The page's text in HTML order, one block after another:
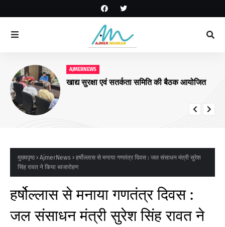
AJMERNEWS
खाद्य सुरक्षा एवं सतर्कता समिति की बैठक आयोजित
मुख्यपृष्ठ AjmerNews
हर्षोल्लास से मनाया गणतंत्र दिवस : जल संसाधन मंत्री सुरेश
सिंह रावत ने किया ध्वजारोहण
हर्षोल्लास से मनाया गणतंत्र दिवस :
जल संसाधन मंत्री सुरेश सिंह रावत ने